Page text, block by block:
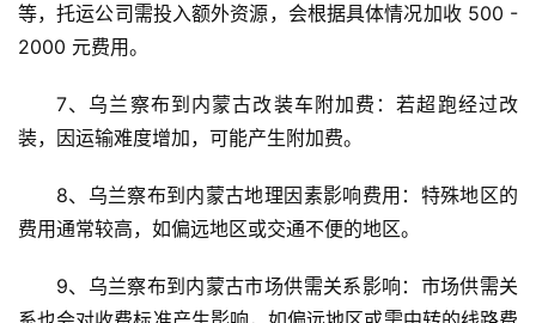
等，托运公司需投入额外资源，会根据具体情况加收 500 -
2000 元费用。
7、乌兰察布到内蒙古改装车附加费：若超跑经过改
装，因运输难度增加，可能产生附加费。
8、乌兰察布到内蒙古地理因素影响费用：特殊地区的
费用通常较高，如偏远地区或交通不便的地区。
9、乌兰察布到内蒙古市场供需关系影响：市场供需关